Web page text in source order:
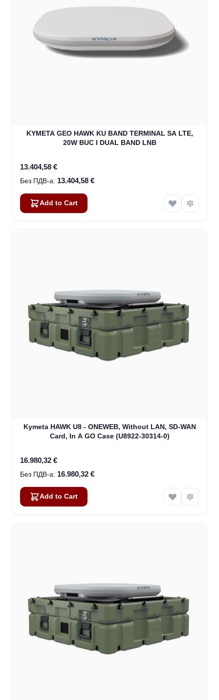
KYMETA GEO HAWK KU BAND TERMINAL SA LTE,
20W BUC I DUAL BAND LNB
13.404,58 €
13.404,58 €
Add to Cart
Kymeta HAWK U8 - ONEWEB, Without LAN, SD-WAN
Card, In A GO Case (U8922-30314-0)
16.980,32 €
16.980,32 €
Add to Cart